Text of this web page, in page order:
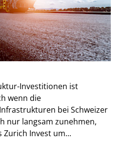
Investitionen ist
wenn die
bei Schweizer
nur langsam zunehmen,
Zurich Invest um...